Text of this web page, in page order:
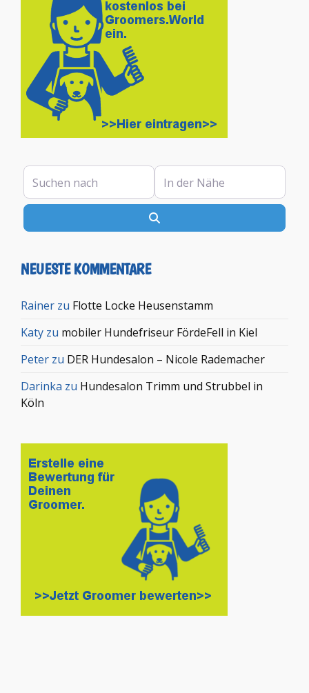
Suchen nach In der Nähe
NEUESTE KOMMENTARE
Rainer zu Flotte Locke Heusenstamm
Katy zu mobiler Hundefriseur FördeFell in Kiel
Peter zu DER Hundesalon – Nicole Rademacher
Darinka zu Hundesalon Trimm und Strubbel in
Köln